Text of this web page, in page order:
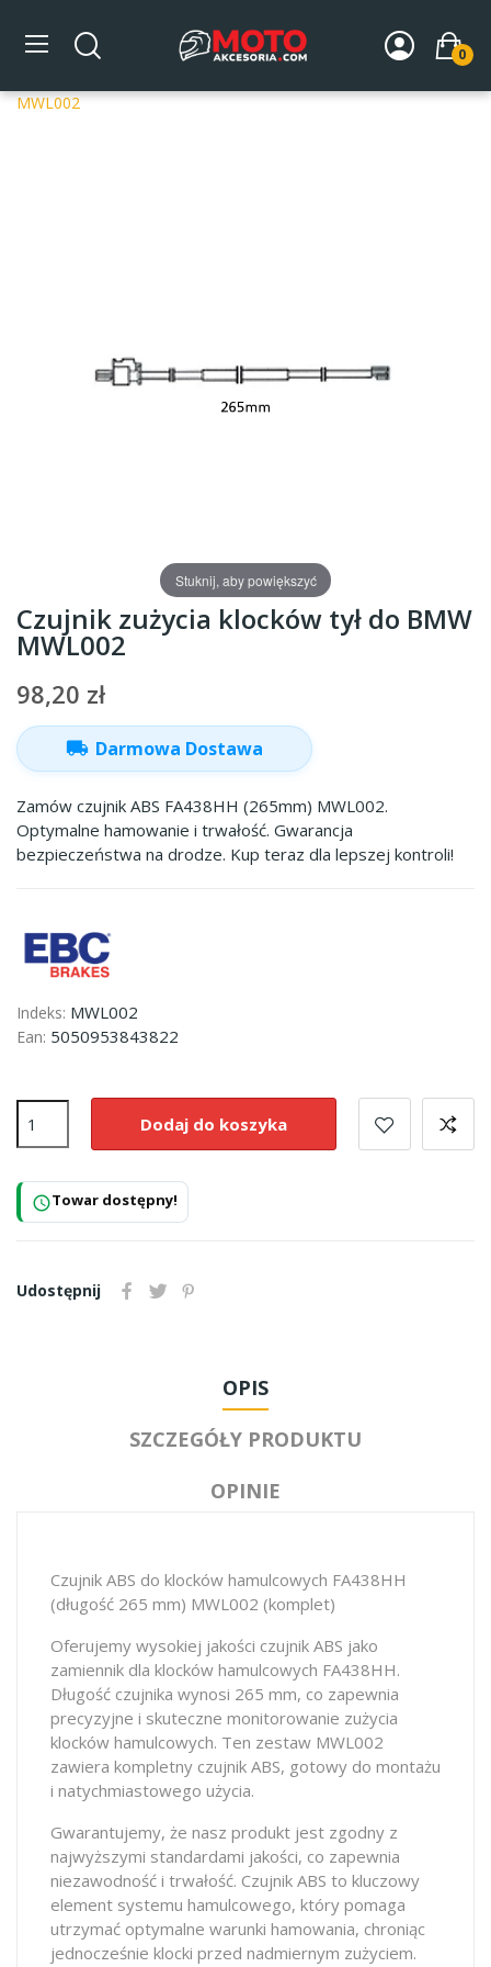
0
Strona główna DLA MOTOCYKLA
Układ hamulcowy
MWL002
Stuknij, aby powiększyć
Czujnik zużycia klocków tył do BMW
MWL002
98,20 zł
local_shipping Darmowa Dostawa
Zamów czujnik ABS FA438HH (265mm) MWL002.
Optymalne hamowanie i trwałość. Gwarancja
bezpieczeństwa na drodze. Kup teraz dla lepszej kontroli!
Indeks: MWL002
Ean: 5050953843822
Dodaj do koszyka
scheduleTowar dostępny!
Udostępnij
OPIS
SZCZEGÓŁY PRODUKTU
OPINIE
Czujnik ABS do klocków hamulcowych FA438HH
(długość 265 mm) MWL002 (komplet)
Oferujemy wysokiej jakości czujnik ABS jako
zamiennik dla klocków hamulcowych FA438HH.
Długość czujnika wynosi 265 mm, co zapewnia
precyzyjne i skuteczne monitorowanie zużycia
klocków hamulcowych. Ten zestaw MWL002
zawiera kompletny czujnik ABS, gotowy do montażu
i natychmiastowego użycia.
Gwarantujemy, że nasz produkt jest zgodny z
najwyższymi standardami jakości, co zapewnia
niezawodność i trwałość. Czujnik ABS to kluczowy
element systemu hamulcowego, który pomaga
utrzymać optymalne warunki hamowania, chroniąc
jednocześnie klocki przed nadmiernym zużyciem.